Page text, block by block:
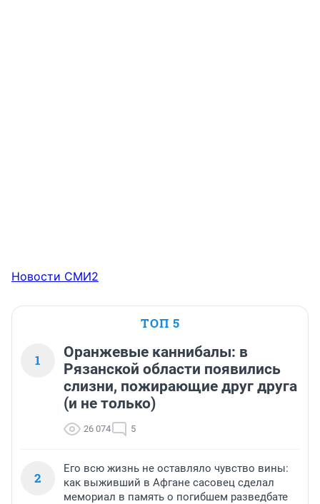
Новости СМИ2
ТОП 5
1
Оранжевые каннибалы: в
Рязанской области появились
слизни, пожирающие друг друга
(и не только)
26 074 5
2
Его всю жизнь не оставляло чувство вины:
как выживший в Афгане сасовец сделал
мемориал в память о погибшем разведбате